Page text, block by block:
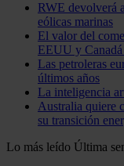
RWE devolverá
eólicas marinas
El valor del
EEUU y
Las petroleras
últimos años
La inteligencia
Australia quiere
su transición
Lo más leído Última